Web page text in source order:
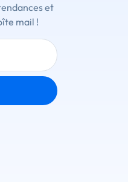
et
mail !